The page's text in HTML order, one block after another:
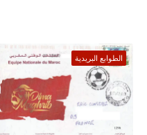
الطوابع البريدية